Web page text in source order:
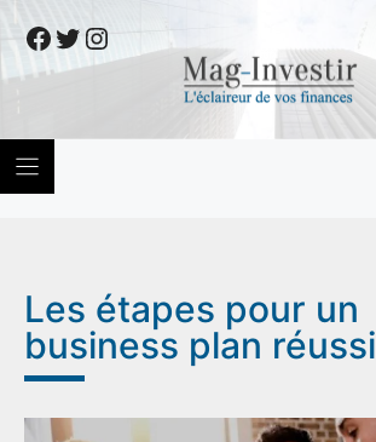
to
content
Facebook
Twitter
Instagram
Les étapes pour un
business plan réussi